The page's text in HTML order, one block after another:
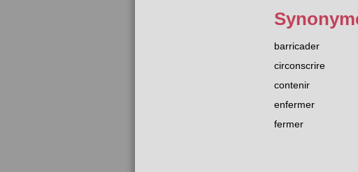
barricader
circonscrire
contenir
enfermer
fermer